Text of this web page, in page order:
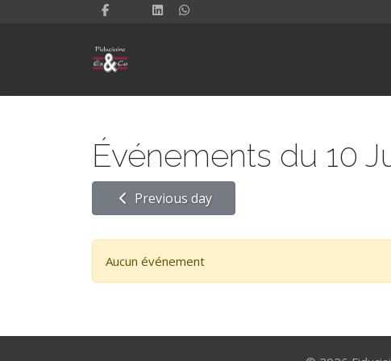
Événements du 10
Previous day
Aucun événement